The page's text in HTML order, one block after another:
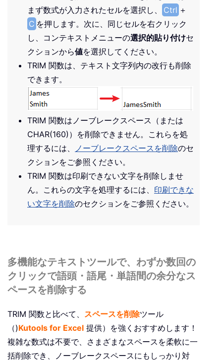
まず数式が入力されたセルを選択し、
Ctrl ＋
C を押します。次に、同じセルを右クリック
し、コンテキストメニューの選択的貼り付けセ
クションから値を選択してください。
TRIM 関数は、テキスト文字列内の改行も削除
できます。
TRIM 関数はノーブレークスペース（または
CHAR(160)）を削除できません。これらを処
理するには、
ノーブレークスペースを削除のセ
クションをご参照ください。
TRIM 関数は印刷できない文字を削除しませ
ん。これらの文字を処理するには、 印刷できな
い文字を削除のセクションをご参照ください。
多機能なテキストツールで、わずか数回の
クリックで語頭・語尾・単語間の余分なス
ペースを削除する
TRIM 関数と比べて、 スペースを削除ツール
（)Kutools for Excel 提供）を強くおすすめします！
複雑な数式は不要で、さまざまなスペースを柔軟に一
括削除でき、ノーブレークスペースにもしっかり対